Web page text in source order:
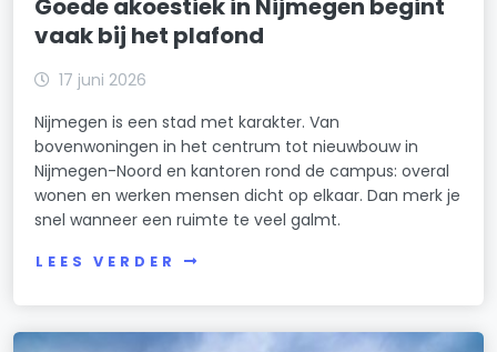
vaak bij het plafond
17 juni 2026
Nijmegen is een stad met karakter. Van
bovenwoningen in het centrum tot nieuwbouw in
Nijmegen-Noord en kantoren rond de campus: overal
wonen en werken mensen dicht op elkaar. Dan merk je
snel wanneer een ruimte te veel galmt.
LEES VERDER